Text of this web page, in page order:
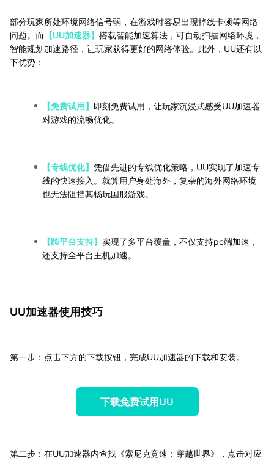
部分玩家所处环境网络信号弱，在游戏时容易出现掉线卡顿等网络
问题。而 【UU加速器】 搭载智能加速算法，可自动扫描网络环境，
智能规划加速路径，让玩家获得更好的网络体验。此外，UU还有以
下优势：
【免费试用】 即刻免费试用，让玩家沉浸式感受UU加速器
对游戏的流畅优化。
【专线优化】 凭借先进的专线优化策略，UU实现了加速专
线的快速接入。就算用户身处海外，复杂的海外网络环境
也无法阻挡其畅玩国服游戏。
【跨平台支持】 实现了多平台覆盖，不仅支持pc端加速，
还支持全平台主机加速。
UU加速器使用技巧
第一步：点击下方的下载按钮，完成UU加速器的下载和安装。
下载免费试用UU
第二步：在UU加速器内查找《索尼克竞速：穿越世界》，点击对应